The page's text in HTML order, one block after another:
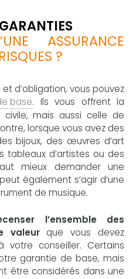
ASSURANCE
?
et d’obligation, vous pouvez
base. Ils vous offrent la
mais aussi celle de
lorsque vous avez des
bijoux, des œuvres d’art
tableaux d’artistes ou des
mieux demander une
également s’agir d’une
de musique.
l’ensemble des
valeurque vous devez
conseiller. Certains
garantie de base, mais
être considérés dans une